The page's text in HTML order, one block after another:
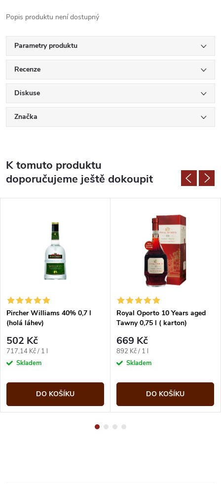
Popis produktu není dostupný
Parametry produktu
Recenze
Diskuse
Značka
K tomuto produktu
doporučujeme ještě dokoupit
Pircher Williams 40% 0,7 l
(holá láhev)
502 Kč
Měrná
cena:
717,14 Kč / 1 l
Skladem
DO KOŠÍKU
Royal Oporto 10 Years aged
Tawny 0,75 l ( karton)
669 Kč
Měrná
cena:
892 Kč / 1 l
Skladem
DO KOŠÍKU